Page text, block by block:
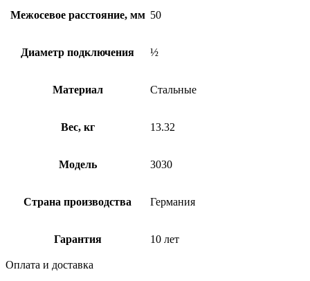
Межосевое расстояние, мм 50
Диаметр подключения ½
Материал Стальные
Вес, кг 13.32
Модель 3030
Страна производства Германия
Гарантия 10 лет
Оплата и доставка